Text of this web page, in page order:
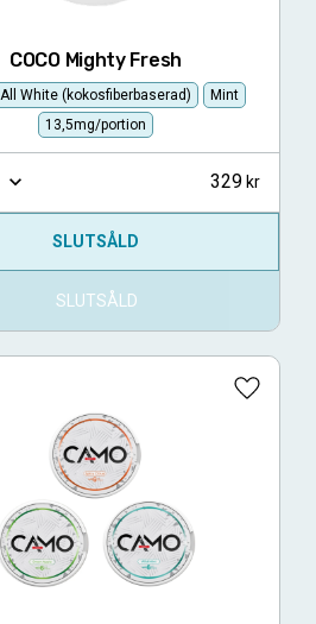
COCO Mighty Fresh
All White (kokosfiberbaserad)
Mint
13,5mg/portion
329
SLUTSÅLD
SLUTSÅLD
Lägg